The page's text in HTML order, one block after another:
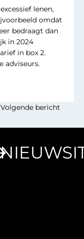
lenen,
omdat
bedraagt dan
in 2024
in box 2.
adviseurs.
Volgende bericht‎ ‎ ‎‎ ‎ ‎‎ ‎‎ ‎ ‎